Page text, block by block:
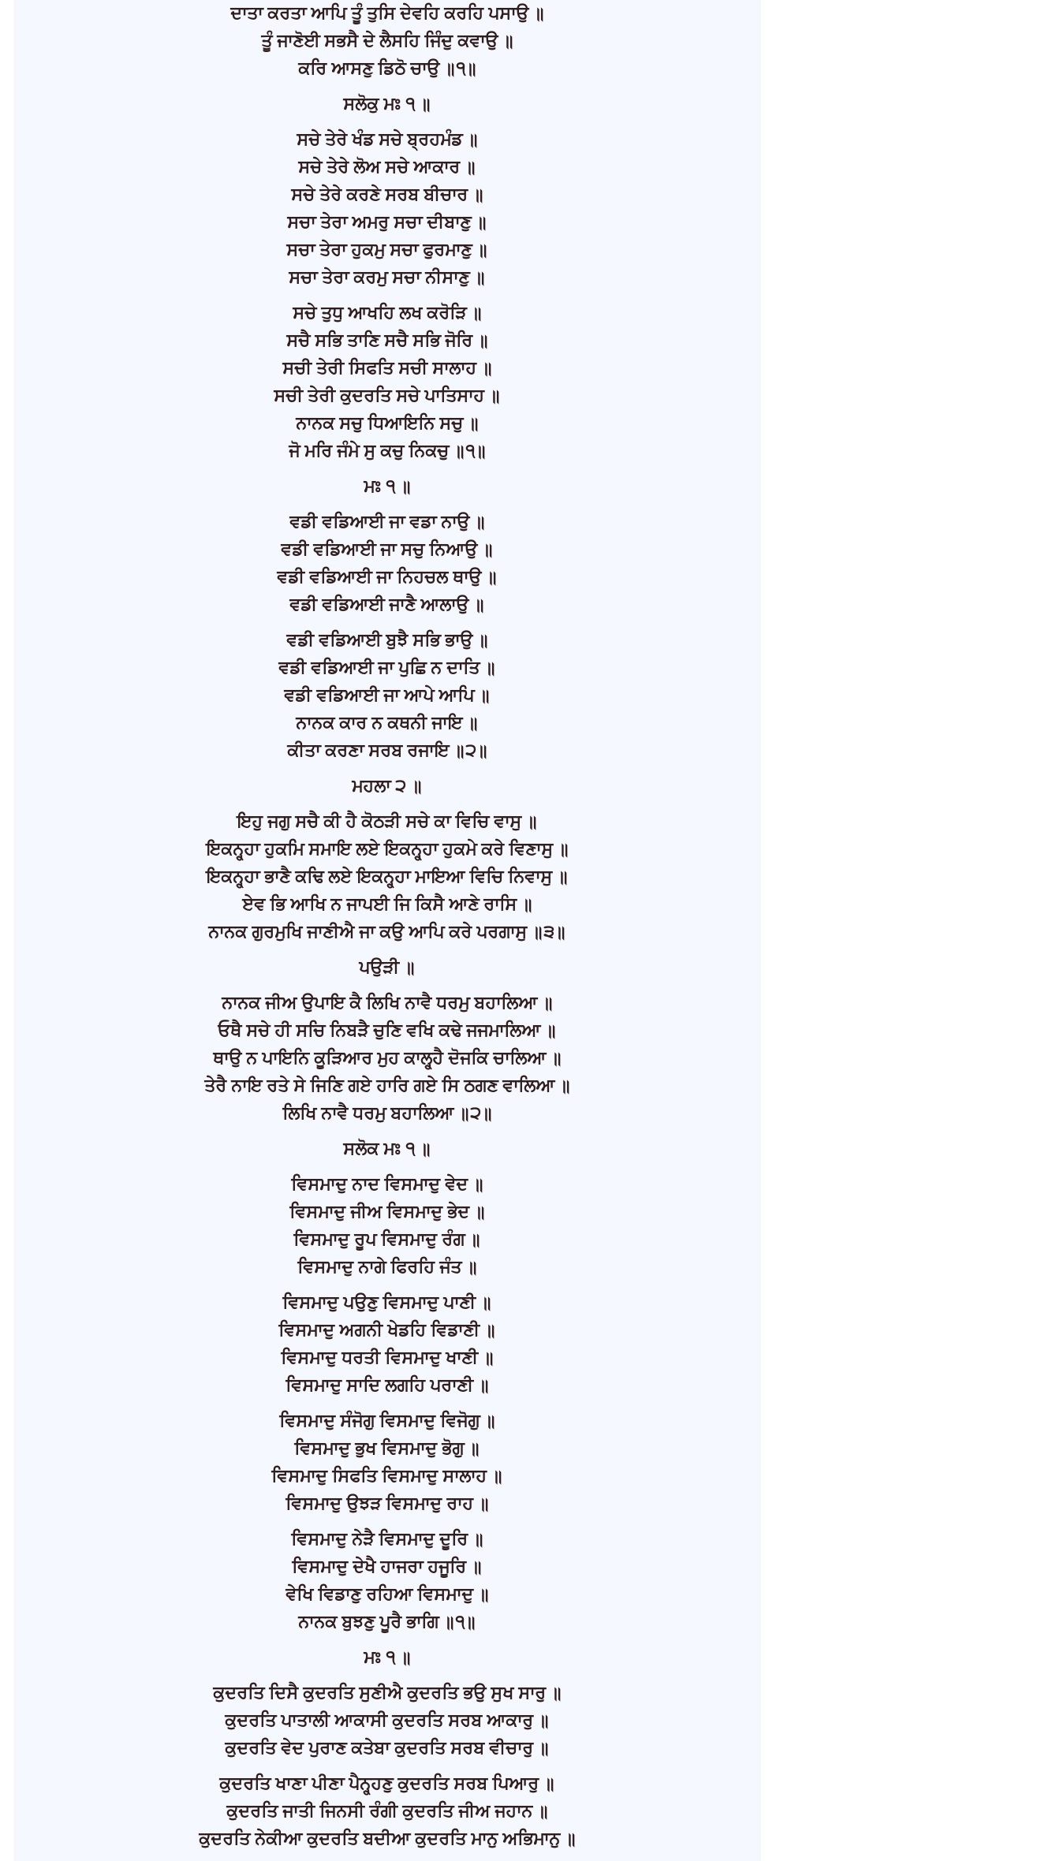
ਦਾਤਾ ਕਰਤਾ ਆਪਿ ਤੂੰ ਤੁਸਿ ਦੇਵਹਿ ਕਰਹਿ ਪਸਾਉ ॥
ਤੂੰ ਜਾਣੋਈ ਸਭਸੈ ਦੇ ਲੈਸਹਿ ਜਿੰਦੁ ਕਵਾਉ ॥
ਕਰਿ ਆਸਣੁ ਡਿਠੋ ਚਾਉ ॥੧॥
ਸਲੋਕੁ ਮਃ ੧ ॥
ਸਚੇ ਤੇਰੇ ਖੰਡ ਸਚੇ ਬ੍ਰਹਮੰਡ ॥
ਸਚੇ ਤੇਰੇ ਲੋਅ ਸਚੇ ਆਕਾਰ ॥
ਸਚੇ ਤੇਰੇ ਕਰਣੇ ਸਰਬ ਬੀਚਾਰ ॥
ਸਚਾ ਤੇਰਾ ਅਮਰੁ ਸਚਾ ਦੀਬਾਣੁ ॥
ਸਚਾ ਤੇਰਾ ਹੁਕਮੁ ਸਚਾ ਫੁਰਮਾਣੁ ॥
ਸਚਾ ਤੇਰਾ ਕਰਮੁ ਸਚਾ ਨੀਸਾਣੁ ॥
ਸਚੇ ਤੁਧੁ ਆਖਹਿ ਲਖ ਕਰੋੜਿ ॥
ਸਚੈ ਸਭਿ ਤਾਣਿ ਸਚੈ ਸਭਿ ਜੋਰਿ ॥
ਸਚੀ ਤੇਰੀ ਸਿਫਤਿ ਸਚੀ ਸਾਲਾਹ ॥
ਸਚੀ ਤੇਰੀ ਕੁਦਰਤਿ ਸਚੇ ਪਾਤਿਸਾਹ ॥
ਨਾਨਕ ਸਚੁ ਧਿਆਇਨਿ ਸਚੁ ॥
ਜੋ ਮਰਿ ਜੰਮੇ ਸੁ ਕਚੁ ਨਿਕਚੁ ॥੧॥
ਮਃ ੧ ॥
ਵਡੀ ਵਡਿਆਈ ਜਾ ਵਡਾ ਨਾਉ ॥
ਵਡੀ ਵਡਿਆਈ ਜਾ ਸਚੁ ਨਿਆਉ ॥
ਵਡੀ ਵਡਿਆਈ ਜਾ ਨਿਹਚਲ ਥਾਉ ॥
ਵਡੀ ਵਡਿਆਈ ਜਾਣੈ ਆਲਾਉ ॥
ਵਡੀ ਵਡਿਆਈ ਬੁਝੈ ਸਭਿ ਭਾਉ ॥
ਵਡੀ ਵਡਿਆਈ ਜਾ ਪੁਛਿ ਨ ਦਾਤਿ ॥
ਵਡੀ ਵਡਿਆਈ ਜਾ ਆਪੇ ਆਪਿ ॥
ਨਾਨਕ ਕਾਰ ਨ ਕਥਨੀ ਜਾਇ ॥
ਕੀਤਾ ਕਰਣਾ ਸਰਬ ਰਜਾਇ ॥੨॥
ਮਹਲਾ ੨ ॥
ਇਹੁ ਜਗੁ ਸਚੈ ਕੀ ਹੈ ਕੋਠੜੀ ਸਚੇ ਕਾ ਵਿਚਿ ਵਾਸੁ ॥
ਇਕਨ੍ਹ੍ਹਾ ਹੁਕਮਿ ਸਮਾਇ ਲਏ ਇਕਨ੍ਹ੍ਹਾ ਹੁਕਮੇ ਕਰੇ ਵਿਣਾਸੁ ॥
ਇਕਨ੍ਹ੍ਹਾ ਭਾਣੈ ਕਢਿ ਲਏ ਇਕਨ੍ਹ੍ਹਾ ਮਾਇਆ ਵਿਚਿ ਨਿਵਾਸੁ ॥
ਏਵ ਭਿ ਆਖਿ ਨ ਜਾਪਈ ਜਿ ਕਿਸੈ ਆਣੇ ਰਾਸਿ ॥
ਨਾਨਕ ਗੁਰਮੁਖਿ ਜਾਣੀਐ ਜਾ ਕਉ ਆਪਿ ਕਰੇ ਪਰਗਾਸੁ ॥੩॥
ਪਉੜੀ ॥
ਨਾਨਕ ਜੀਅ ਉਪਾਇ ਕੈ ਲਿਖਿ ਨਾਵੈ ਧਰਮੁ ਬਹਾਲਿਆ ॥
ਓਥੈ ਸਚੇ ਹੀ ਸਚਿ ਨਿਬੜੈ ਚੁਣਿ ਵਖਿ ਕਢੇ ਜਜਮਾਲਿਆ ॥
ਥਾਉ ਨ ਪਾਇਨਿ ਕੂੜਿਆਰ ਮੁਹ ਕਾਲ੍ਹ੍ਹੈ ਦੋਜਕਿ ਚਾਲਿਆ ॥
ਤੇਰੈ ਨਾਇ ਰਤੇ ਸੇ ਜਿਣਿ ਗਏ ਹਾਰਿ ਗਏ ਸਿ ਠਗਣ ਵਾਲਿਆ ॥
ਲਿਖਿ ਨਾਵੈ ਧਰਮੁ ਬਹਾਲਿਆ ॥੨॥
ਸਲੋਕ ਮਃ ੧ ॥
ਵਿਸਮਾਦੁ ਨਾਦ ਵਿਸਮਾਦੁ ਵੇਦ ॥
ਵਿਸਮਾਦੁ ਜੀਅ ਵਿਸਮਾਦੁ ਭੇਦ ॥
ਵਿਸਮਾਦੁ ਰੂਪ ਵਿਸਮਾਦੁ ਰੰਗ ॥
ਵਿਸਮਾਦੁ ਨਾਗੇ ਫਿਰਹਿ ਜੰਤ ॥
ਵਿਸਮਾਦੁ ਪਉਣੁ ਵਿਸਮਾਦੁ ਪਾਣੀ ॥
ਵਿਸਮਾਦੁ ਅਗਨੀ ਖੇਡਹਿ ਵਿਡਾਣੀ ॥
ਵਿਸਮਾਦੁ ਧਰਤੀ ਵਿਸਮਾਦੁ ਖਾਣੀ ॥
ਵਿਸਮਾਦੁ ਸਾਦਿ ਲਗਹਿ ਪਰਾਣੀ ॥
ਵਿਸਮਾਦੁ ਸੰਜੋਗੁ ਵਿਸਮਾਦੁ ਵਿਜੋਗੁ ॥
ਵਿਸਮਾਦੁ ਭੁਖ ਵਿਸਮਾਦੁ ਭੋਗੁ ॥
ਵਿਸਮਾਦੁ ਸਿਫਤਿ ਵਿਸਮਾਦੁ ਸਾਲਾਹ ॥
ਵਿਸਮਾਦੁ ਉਝੜ ਵਿਸਮਾਦੁ ਰਾਹ ॥
ਵਿਸਮਾਦੁ ਨੇੜੈ ਵਿਸਮਾਦੁ ਦੂਰਿ ॥
ਵਿਸਮਾਦੁ ਦੇਖੈ ਹਾਜਰਾ ਹਜੂਰਿ ॥
ਵੇਖਿ ਵਿਡਾਣੁ ਰਹਿਆ ਵਿਸਮਾਦੁ ॥
ਨਾਨਕ ਬੁਝਣੁ ਪੂਰੈ ਭਾਗਿ ॥੧॥
ਮਃ ੧ ॥
ਕੁਦਰਤਿ ਦਿਸੈ ਕੁਦਰਤਿ ਸੁਣੀਐ ਕੁਦਰਤਿ ਭਉ ਸੁਖ ਸਾਰੁ ॥
ਕੁਦਰਤਿ ਪਾਤਾਲੀ ਆਕਾਸੀ ਕੁਦਰਤਿ ਸਰਬ ਆਕਾਰੁ ॥
ਕੁਦਰਤਿ ਵੇਦ ਪੁਰਾਣ ਕਤੇਬਾ ਕੁਦਰਤਿ ਸਰਬ ਵੀਚਾਰੁ ॥
ਕੁਦਰਤਿ ਖਾਣਾ ਪੀਣਾ ਪੈਨ੍ਹ੍ਹਣੁ ਕੁਦਰਤਿ ਸਰਬ ਪਿਆਰੁ ॥
ਕੁਦਰਤਿ ਜਾਤੀ ਜਿਨਸੀ ਰੰਗੀ ਕੁਦਰਤਿ ਜੀਅ ਜਹਾਨ ॥
ਕੁਦਰਤਿ ਨੇਕੀਆ ਕੁਦਰਤਿ ਬਦੀਆ ਕੁਦਰਤਿ ਮਾਨੁ ਅਭਿਮਾਨੁ ॥